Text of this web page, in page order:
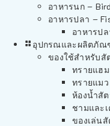
อาหารนก –
อาหารปลา –
อาหารป
อุปกรณและผลิตภัณ
ของใช้สำหรับสั
ทรายแฮม
ทรายแม
ห้องน้ำสั
ชามและ
ของเล่นสั